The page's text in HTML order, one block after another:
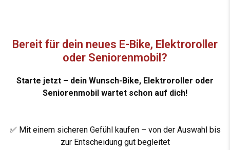
Bereit für dein neues E-Bike, Elektroroller
oder Seniorenmobil?
Starte jetzt – dein Wunsch-Bike, Elektroroller oder
Seniorenmobil wartet schon auf dich!
✅ Mit einem sicheren Gefühl kaufen – von der Auswahl bis
zur Entscheidung gut begleitet